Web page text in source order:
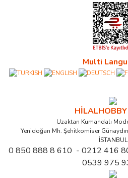
Multi
Uzaktan Kumandalı
Yenidoğan Mh. Şehitkomiser
İSTANBUL
0 850 888 8 610 - 0212 416
0539 975